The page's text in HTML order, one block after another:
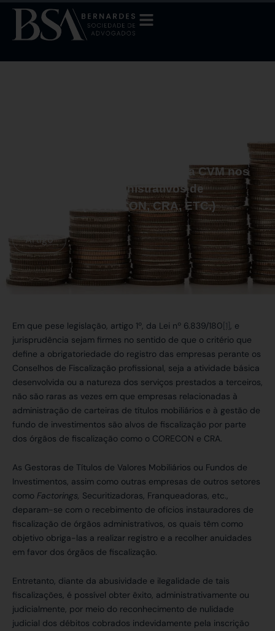
investimento já fiscalizadas pela CVM nos
demais órgãos administrativos de
fiscalização (CORECON, CRA, ETC.)
Artigo
Em que pese legislação, artigo 1º, da Lei nº 6.839/180 [1] , e
jurisprudência sejam firmes no sentido de que o critério que
define a obrigatoriedade do registro das empresas perante os
Conselhos de Fiscalização profissional, seja a atividade básica
desenvolvida ou a natureza dos serviços prestados a terceiros,
não são raras as vezes em que empresas relacionadas à
administração de carteiras de títulos mobiliários e à gestão de
fundo de investimentos são alvos de fiscalização por parte
dos órgãos de fiscalização como o CORECON e CRA.
As Gestoras de Títulos de Valores Mobiliários ou Fundos de
Investimentos, assim como outras empresas de outros setores
como Factorings, Securitizadoras, Franqueadoras, etc.,
deparam-se com o recebimento de ofícios instauradores de
fiscalização de órgãos administrativos, os quais têm como
objetivo obriga-las a realizar registro e a recolher anuidades
em favor dos órgãos de fiscalização.
Entretanto, diante da abusividade e ilegalidade de tais
fiscalizações, é possível obter êxito, administrativamente ou
judicialmente, por meio do reconhecimento de nulidade
judicial dos débitos cobrados indevidamente pela inscrição